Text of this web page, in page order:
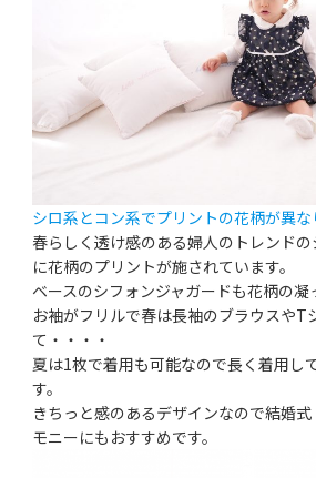
シロ系とコン系でプリントの花柄が異な
春らしく透け感のある婦人のトレンド
に花柄のプリントが施されています。
ベースのシフォンジャガードも花柄の凝
お袖がフリルで春は長袖のブラウスやT
て・・・・
夏は1枚で着用も可能なので長く着用し
す。
きちっと感のあるデザインなので結婚
モニーにもおすすめです。